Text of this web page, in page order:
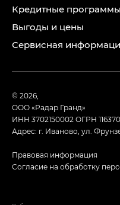
Кредитные программы
Выгоды и цены
Сервисная
© 2026,
ООО «Радар Гранд»
ИНН 3702150002ОГРН
Адрес: г. Иваново, ул.
Правовая информация
Согласие на обработку